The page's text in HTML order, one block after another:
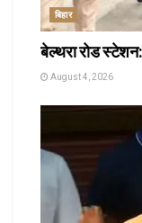
बिहार
बेल्थरा रोड स्टेशन:
August 4, 2026